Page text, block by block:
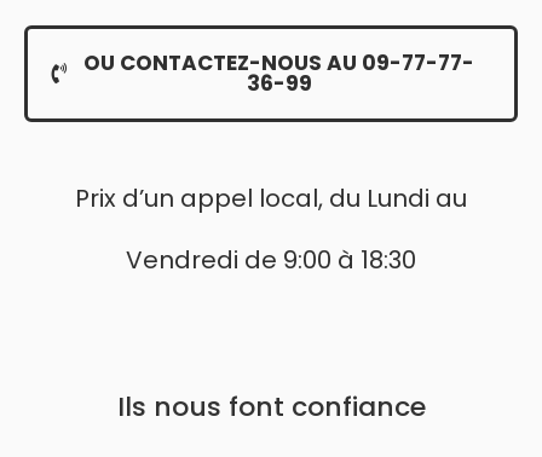
OU CONTACTEZ-NOUS AU 09-77-77-
36-99
Prix d’un appel local, du Lundi au
Vendredi de 9:00 à 18:30
Ils nous font confiance